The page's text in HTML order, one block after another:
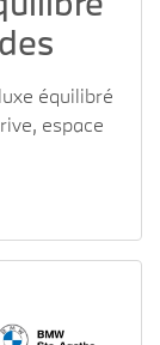
équilibré
espace